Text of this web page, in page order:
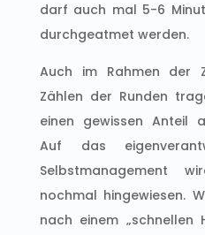
darf auch mal 5-6
durchgeatmet werden.
Auch im Rahmen der
Zählen der Runden
einen gewissen Anteil
Auf das
Selbstmanagement
nochmal hingewiesen.
nach einem „schnellen